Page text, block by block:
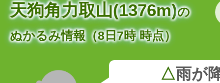
天狗角力取山(1376m)の
ぬかるみ情報（8日7時 時点）
△雨が